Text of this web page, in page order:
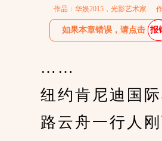
作品：华娱2015，光影艺术家
如果本章错误，请点击 报
……
纽约肯尼迪国际
路云舟一行人刚